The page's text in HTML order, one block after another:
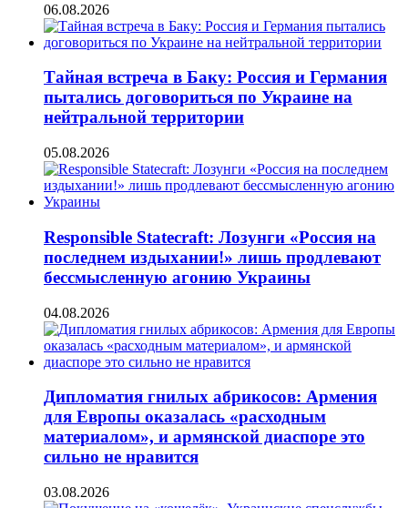
06.08.2026
Тайная встреча в Баку: Россия и Германия
пытались договориться по Украине на
нейтральной территории
05.08.2026
Responsible Statecraft: Лозунги «Россия на
последнем издыхании!» лишь продлевают
бессмысленную агонию Украины
04.08.2026
Дипломатия гнилых абрикосов: Армения
для Европы оказалась «расходным
материалом», и армянской диаспоре это
сильно не нравится
03.08.2026